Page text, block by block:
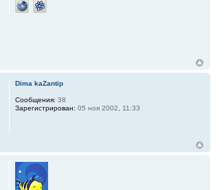
Dima kaZantip
Сообщения: 38
Зарегистрирован: 05 ноя 2002, 11:33